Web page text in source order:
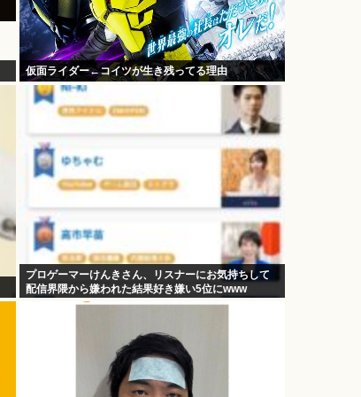
仮面ライダー←コイツが生き残ってる理由
プロゲーマーけんきさん、リスナーにお気持ちして
配信界隈から嫌われた結果好き嫌い5位にwww